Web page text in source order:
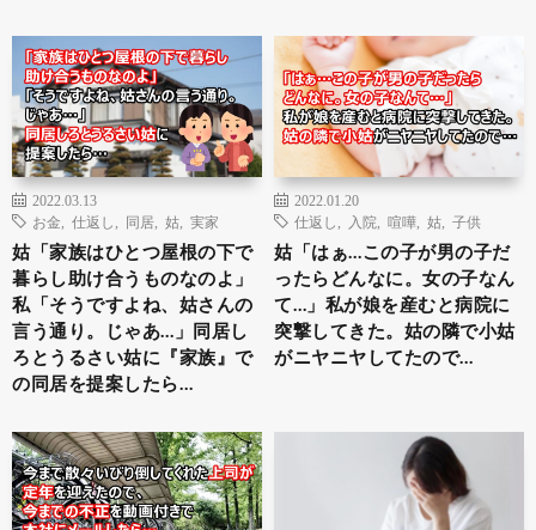
2022.03.13
お金
仕返し 同居 姑 実家
姑「家族はひとつ屋根の下で
暮らし助け合うものなのよ」
私「そうですよね、姑さんの
言う通り。じゃあ…」同居し
ろとうるさい姑に『家族』で
の同居を提案したら…
2022.01.20
仕返し
入院 喧嘩 姑 子供
姑「はぁ…この子が男の子だ
ったらどんなに。女の子なん
て…」私が娘を産むと病院に
突撃してきた。姑の隣で小姑
がニヤニヤしてたので…